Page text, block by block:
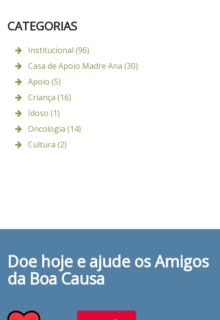
CATEGORIAS
Institucional (96)
Casa de Apoio Madre Ana (30)
Apoio (5)
Criança (16)
Idoso (1)
Oncologia (14)
Cultura (2)
Doe hoje e ajude os Amigos
da Boa Causa